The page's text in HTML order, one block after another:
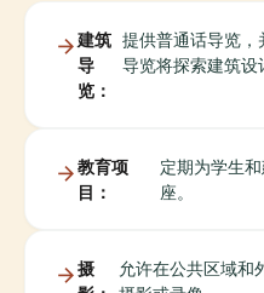
建筑
导
览：
提供普通话导览，
导览将探索建筑设
教育项
目：
定期为学生
座。
摄
允许在公共区域和